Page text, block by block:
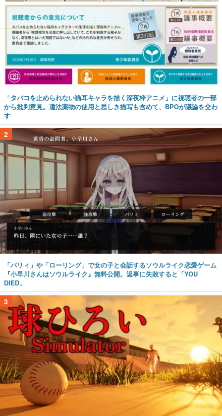
「タバコを止められない猫耳キャラを描く深夜枠アニメ」に視聴者の一部
から批判意見。違法薬物の使用と思しき描写も含めて、BPOが議論を交わ
す
2
「パリィ」や「ローリング」で女の子と会話するソウルライク恋愛ゲーム
『小早川さんはソウルライク』無料公開。返事に失敗すると「YOU
DIED」
3